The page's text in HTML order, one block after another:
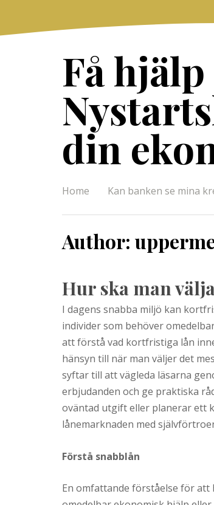
content
Få
din
Home Kan banken se mina
Author:
Hur ska man
I dagens snabba miljö kan
individer som behöver
att förstå vad kortfristiga lån
hänsyn till när man väljer det
syftar till att vägleda läsarna
erbjudanden och ge praktiska
oväntad utgift eller planerar ett
lånemarknaden med
Förstå snabblån
En omfattande förståelse för att